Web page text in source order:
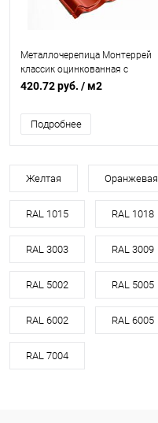
Металлочерепица Монтеррей
классик оцинкованная с
полимерным покрытием
420.72 руб. / м2
Подробнее
Желтая Оранжевая
RAL 1015 RAL 1018
RAL 3003 RAL 3009
RAL 5002 RAL 5005
RAL 6002 RAL 6005
RAL 7004